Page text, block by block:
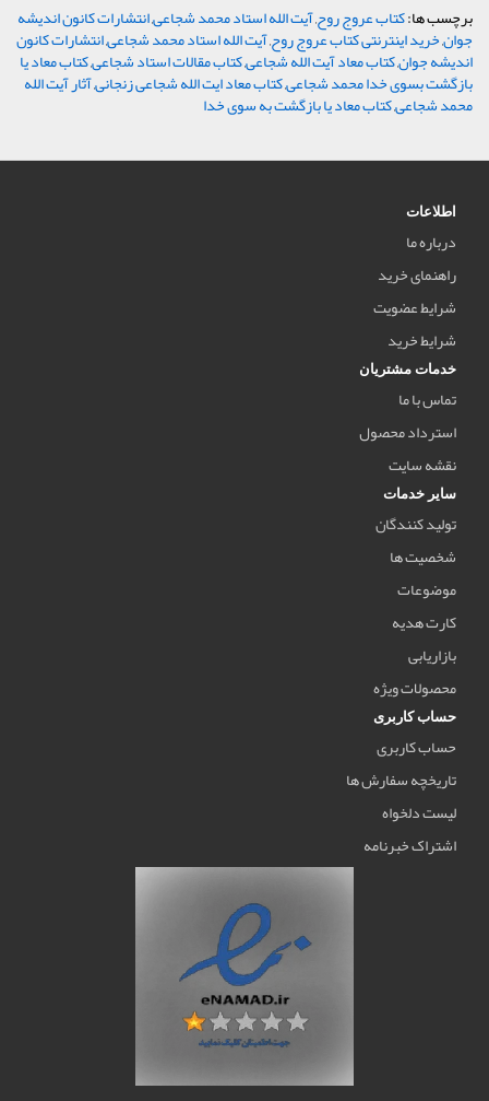
برچسب ها:کتاب عروج روح,آیت الله استاد محمد شجاعی,انتشارات کانون اندیشه
جوان,خرید اینترنتی کتاب عروج روح,آیت الله استاد محمد شجاعی,انتشارات کانون
اندیشه جوان,کتاب معاد آیت الله شجاعی,کتاب مقالات استاد شجاعی,کتاب معاد یا
بازگشت بسوی خدا محمد شجاعی,کتاب معاد ایت الله شجاعی زنجانی,آثار آیت الله
محمد شجاعی,کتاب معاد یا بازگشت به سوی خدا
اطلاعات
درباره ما
راهنمای خرید
شرایط عضویت
شرایط خرید
خدمات مشتریان
تماس با ما
استرداد محصول
نقشه سایت
سایر خدمات
تولید کنندگان
شخصیت ها
موضوعات
کارت هدیه
بازاریابی
محصولات ویژه
حساب کاربری
حساب کاربری
تاریخچه سفارش ها
لیست دلخواه
اشتراک خبرنامه